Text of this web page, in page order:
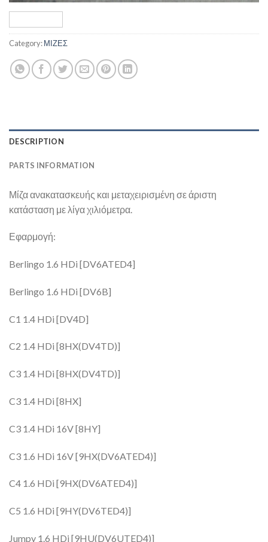
Category:ΜΙΖΕΣ
DESCRIPTION
PARTS INFORMATION
Μίζα ανακατασκευής και μεταχειρισμένη σε άριστη
κατάσταση με λίγα χιλιόμετρα.
Εφαρμογή:
Berlingo 1.6 HDi [DV6ATED4]
Berlingo 1.6 HDi [DV6B]
C1 1.4 HDi [DV4D]
C2 1.4 HDi [8HX(DV4TD)]
C3 1.4 HDi [8HX(DV4TD)]
C3 1.4 HDi [8HX]
C3 1.4 HDi 16V [8HY]
C3 1.6 HDi 16V [9HX(DV6ATED4)]
C4 1.6 HDi [9HX(DV6ATED4)]
C5 1.6 HDi [9HY(DV6TED4)]
Jumpy 1.6 HDi [9HU(DV6UTED4)]